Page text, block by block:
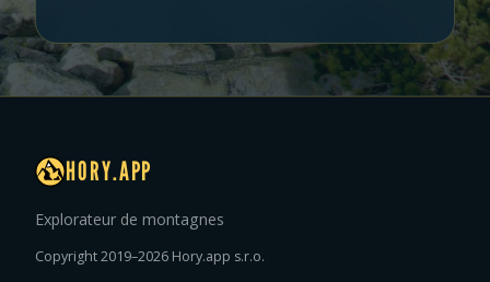
HORY.APP
Explorateur de montagnes
Copyright 2019–2026 Hory.app s.r.o.